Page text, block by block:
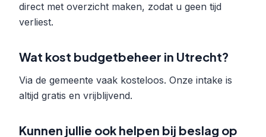
direct met overzicht maken, zodat u geen tijd
verliest.
Wat kost budgetbeheer in Utrecht?
Via de gemeente vaak kosteloos. Onze intake is
altijd gratis en vrijblijvend.
Kunnen jullie ook helpen bij beslag op